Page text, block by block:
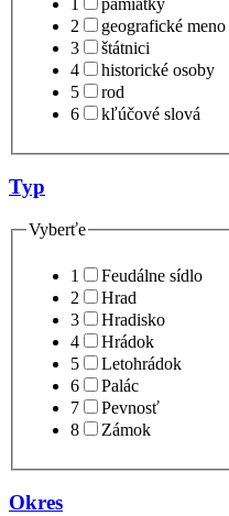
2
geografické meno
3
štátnici
4
historické osoby
5
rod
6
kľúčové slová
Typ
Vyberťe
1
Feudálne sídlo
2
Hrad
3
Hradisko
4
Hrádok
5
Letohrádok
6
Palác
7
Pevnosť
8
Zámok
Okres